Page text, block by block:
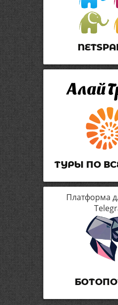
ТУРЫ ПО
Платформа